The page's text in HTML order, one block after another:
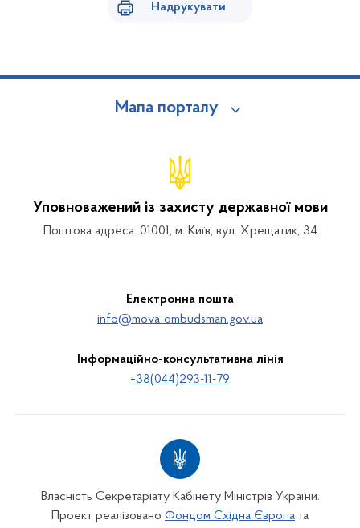
Надрукувати
Мапа порталу
Уповноважений із захисту державної мови
Поштова адреса: 01001, м. Київ, вул. Хрещатик, 34
Електронна пошта
info@mova-ombudsman.gov.ua
Інформаційно-консультативна лінія
+38(044)293-11-79
Власність Секретаріату Кабінету Міністрів України.
Проект реалізовано Фондом Східна Європа та